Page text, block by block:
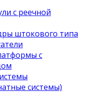
с реечной
штокового типа
с
системы)